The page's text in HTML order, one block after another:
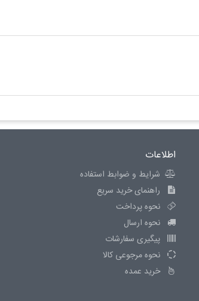
اطلاعات
شرایط و ضوابط استفاده
راهنمای خرید سریع
نحوه پرداخت
نحوه ارسال
پیگیری سفارشات
نحوه مرجوعی کالا
خرید عمده